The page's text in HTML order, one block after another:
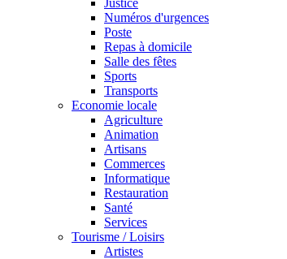
Justice
Numéros d'urgences
Poste
Repas à domicile
Salle des fêtes
Sports
Transports
Economie locale
Agriculture
Animation
Artisans
Commerces
Informatique
Restauration
Santé
Services
Tourisme / Loisirs
Artistes